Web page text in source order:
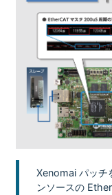
Xenomai パッチ
ンソースの